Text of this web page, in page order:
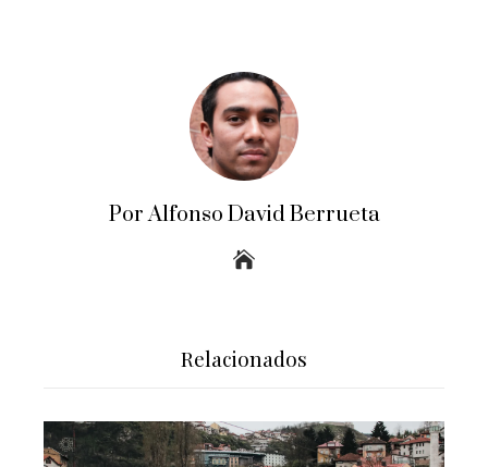
Por Alfonso David Berrueta
Relacionados